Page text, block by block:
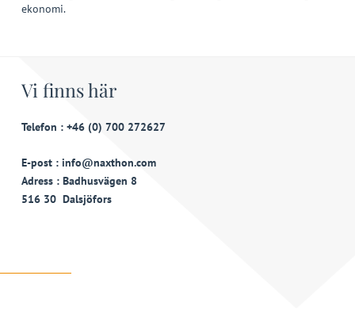
ekonomi.
Vi finns här
Telefon : +46 (0) 700 272627
E-post : info@naxthon.com
Adress : Badhusvägen 8
516 30 Dalsjöfors